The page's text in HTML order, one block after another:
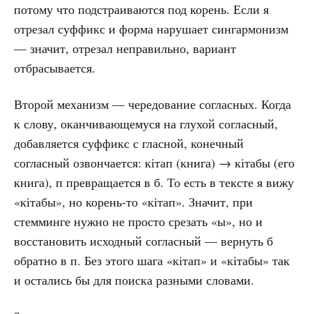
потому что подстраиваются под корень. Если я
отрезал суффикс и форма нарушает сингармонизм
— значит, отрезал неправильно, вариант
отбрасывается.
Второй механизм — чередование согласных. Когда
к слову, оканчивающемуся на глухой согласный,
добавляется суффикс с гласной, конечный
согласный озвончается: кітап (книга) → кітабы (его
книга), п превращается в б. То есть в тексте я вижу
«кітабы», но корень-то «кітап». Значит, при
стемминге нужно не просто срезать «ы», но и
восстановить исходный согласный — вернуть б
обратно в п. Без этого шага «кітап» и «кітабы» так
и остались бы для поиска разными словами.